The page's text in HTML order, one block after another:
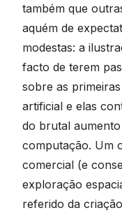
também que
aquém de
modestas: a
facto de terem
sobre as
artificial e elas
do brutal
computação. Um
comercial (e
exploração
referido da